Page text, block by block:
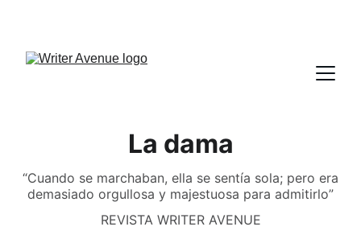
La dama
“Cuando se marchaban, ella se sentía sola; pero era
demasiado orgullosa y majestuosa para admitirlo”
REVISTA WRITER AVENUE